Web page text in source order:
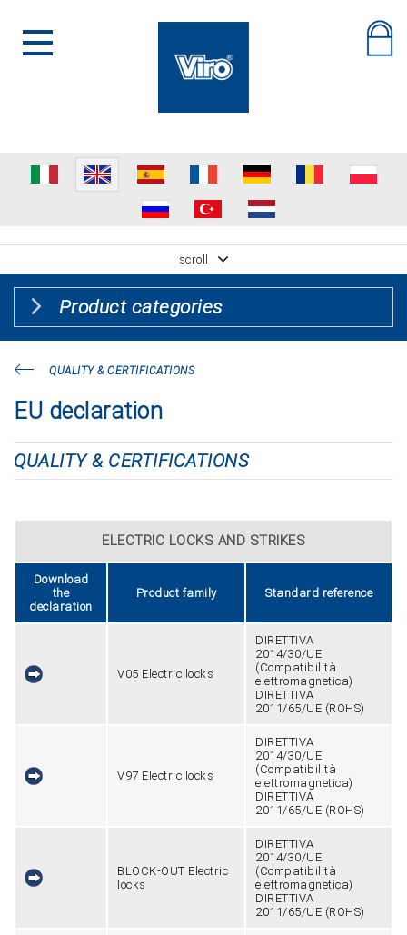
scroll
Product categories
QUALITY & CERTIFICATIONS
EU declaration
QUALITY & CERTIFICATIONS
ELECTRIC LOCKS AND STRIKES
Download
the
declaration
Product family Standard reference
V05 Electric locks
DIRETTIVA
2014/30/UE
(Compatibilità
elettromagnetica)
DIRETTIVA
2011/65/UE (ROHS)
V97 Electric locks
DIRETTIVA
2014/30/UE
(Compatibilità
elettromagnetica)
DIRETTIVA
2011/65/UE (ROHS)
BLOCK-OUT Electric
locks
DIRETTIVA
2014/30/UE
(Compatibilità
elettromagnetica)
DIRETTIVA
2011/65/UE (ROHS)